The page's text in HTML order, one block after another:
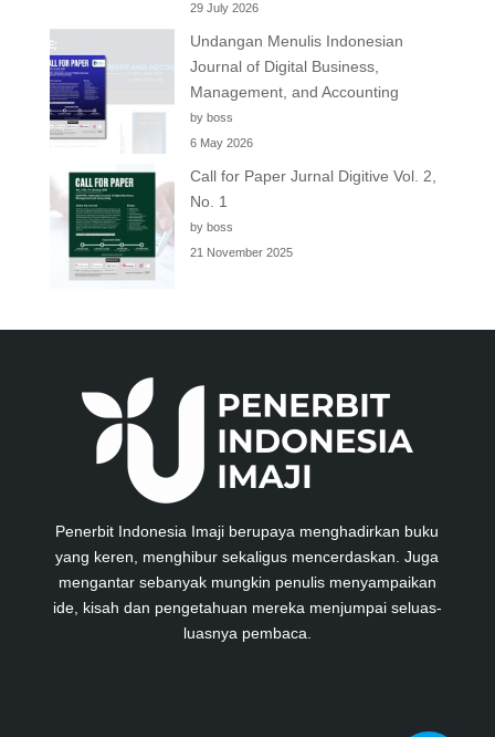
29 July 2026
Undangan Menulis Indonesian
Journal of Digital Business,
Management, and Accounting
by boss
6 May 2026
Call for Paper Jurnal Digitive Vol. 2,
No. 1
by boss
21 November 2025
Penerbit Indonesia Imaji berupaya menghadirkan buku
yang keren, menghibur sekaligus mencerdaskan. Juga
mengantar sebanyak mungkin penulis menyampaikan
ide, kisah dan pengetahuan mereka menjumpai seluas-
luasnya pembaca.